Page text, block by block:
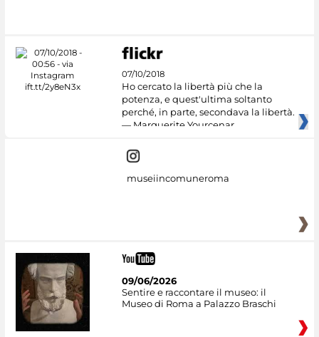
07/10/2018
Ho cercato la libertà più che la
potenza, e quest'ultima soltanto
perché, in parte, secondava la libertà.
— Marguerite Yourcenar
museiincomuneroma
09/06/2026
Sentire e raccontare il museo: il
Museo di Roma a Palazzo Braschi